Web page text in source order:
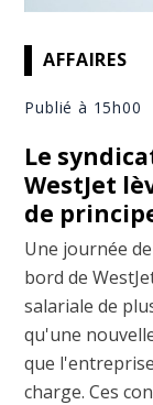
AFFAIRES
Publié à 15h00
Le
WestJet
de
Une journée
bord de
salariale de
qu'une
que
charge. Ces